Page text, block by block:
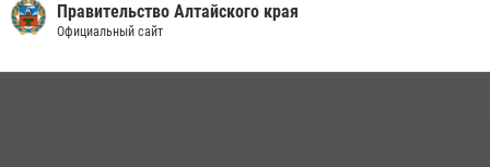
Правительство Алтайского края
Официальный сайт